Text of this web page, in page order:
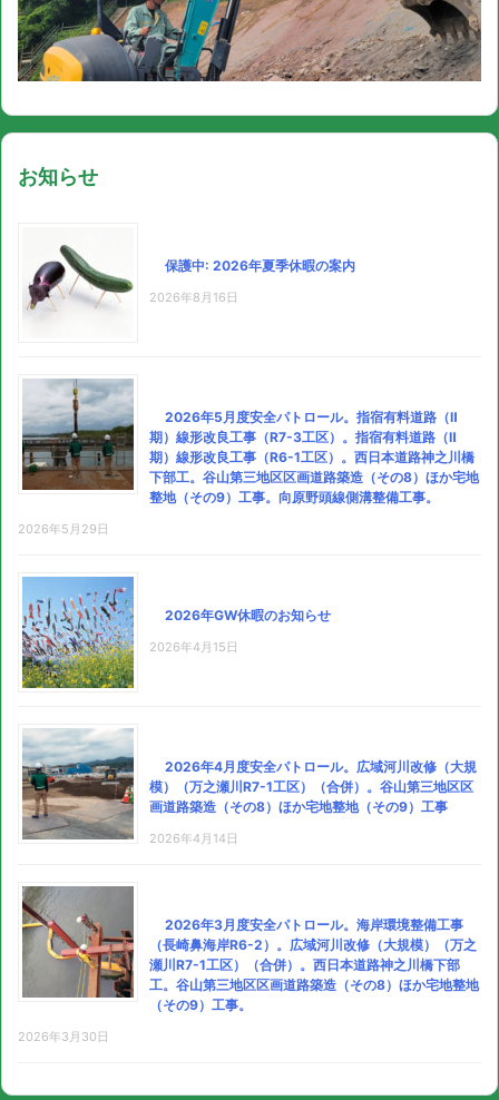
お知らせ
保護中: 2026年夏季休暇の案内
2026年8月16日
2026年5月度安全パトロール。指宿有料道路（Ⅱ
期）線形改良工事（R7-3工区）。指宿有料道路（Ⅱ
期）線形改良工事（R6-1工区）。西日本道路神之川橋
下部工。谷山第三地区区画道路築造（その8）ほか宅地
整地（その9）工事。向原野頭線側溝整備工事。
2026年5月29日
2026年GW休暇のお知らせ
2026年4月15日
2026年4月度安全パトロール。広域河川改修（大規
模）（万之瀬川R7-1工区）（合併）。谷山第三地区区
画道路築造（その8）ほか宅地整地（その9）工事
2026年4月14日
2026年3月度安全パトロール。海岸環境整備工事
（長崎鼻海岸R6-2）。広域河川改修（大規模）（万之
瀬川R7-1工区）（合併）。西日本道路神之川橋下部
工。谷山第三地区区画道路築造（その8）ほか宅地整地
（その9）工事。
2026年3月30日